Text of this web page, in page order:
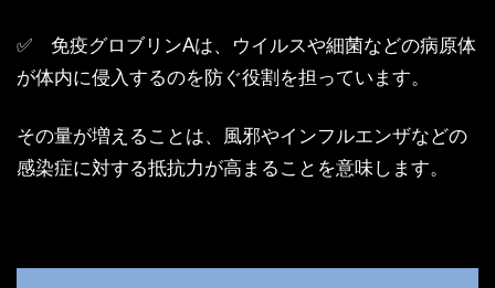
✅ 免疫グロブリンAは、ウイルスや細菌などの病原体
が体内に侵入するのを防ぐ役割を担っています。
その量が増えることは、風邪やインフルエンザなどの
感染症に対する抵抗力が高まることを意味します。